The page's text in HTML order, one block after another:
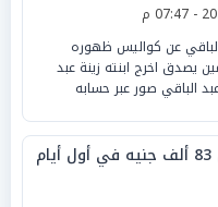
عن كواليس ظهوره
اخرج ابنته زينة عبد
الباقي صور عبر حسابه
«مين يصدق» يحقق 83 ألف جنيه في أول أيام